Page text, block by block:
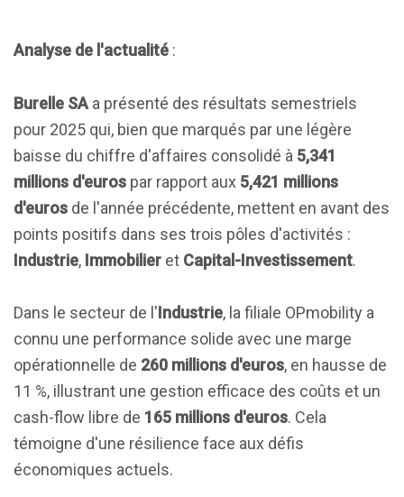
Analyse de l'actualité :
Burelle SA a présenté des résultats semestriels
pour 2025 qui, bien que marqués par une légère
baisse du chiffre d'affaires consolidé à 5,341
millions d'euros par rapport aux 5,421 millions
d'euros de l'année précédente, mettent en avant des
points positifs dans ses trois pôles d'activités :
Industrie, Immobilier et Capital-Investissement.
Dans le secteur de l'Industrie, la filiale OPmobility a
connu une performance solide avec une marge
opérationnelle de 260 millions d'euros, en hausse de
11 %, illustrant une gestion efficace des coûts et un
cash-flow libre de 165 millions d'euros. Cela
témoigne d'une résilience face aux défis
économiques actuels.